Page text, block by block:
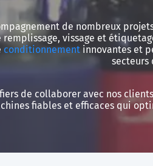
de nombreux
remplissage, vissage et
conditionnement innovantes et
secteurs
de collaborer avec nos
fiables et efficaces qui